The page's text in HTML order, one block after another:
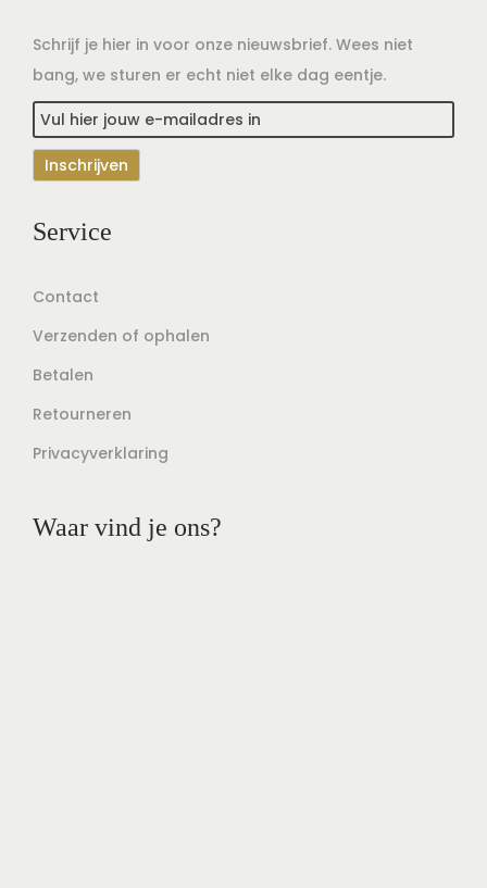
Schrijf je hier in voor onze nieuwsbrief. Wees niet
bang, we sturen er echt niet elke dag eentje.
Service
Contact
Verzenden of ophalen
Betalen
Retourneren
Privacyverklaring
Waar vind je ons?